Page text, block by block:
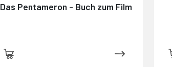
Das Pentameron - Buch zum Film